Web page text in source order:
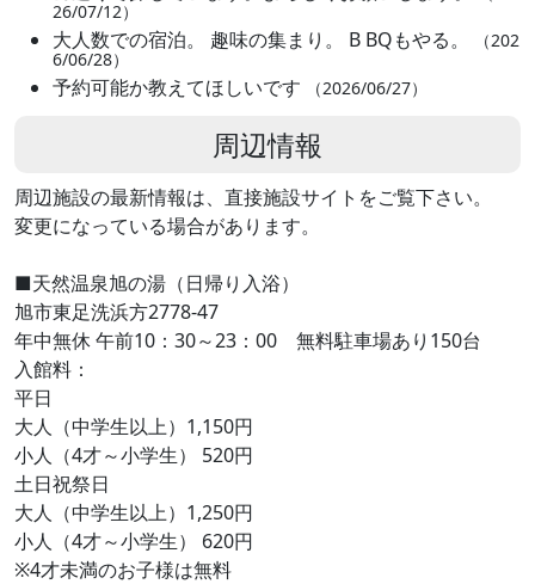
26/07/12）
大人数での宿泊。 趣味の集まり。 B BQもやる。
（202
6/06/28）
予約可能か教えてほしいです （2026/06/27）
周辺情報
周辺施設の最新情報は、直接施設サイトをご覧下さい。
変更になっている場合があります。
■天然温泉旭の湯（日帰り入浴）
旭市東足洗浜方2778-47
年中無休 午前10：30～23：00 無料駐車場あり150台
入館料：
平日
大人（中学生以上）1,150円
小人（4才～小学生） 520円
土日祝祭日
大人（中学生以上）1,250円
小人（4才～小学生） 620円
※4才未満のお子様は無料